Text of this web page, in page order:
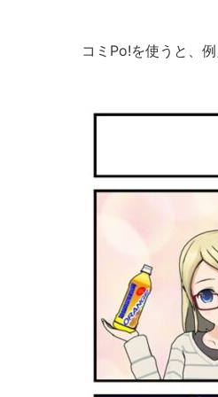
コミPo!を使うと、